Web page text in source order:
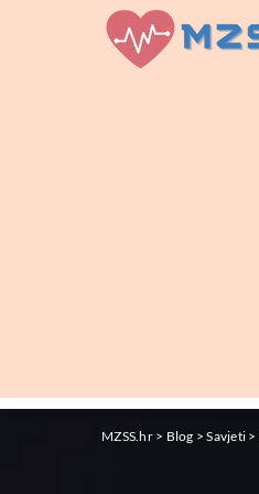
MZSS.hr> Blog >Savjeti >